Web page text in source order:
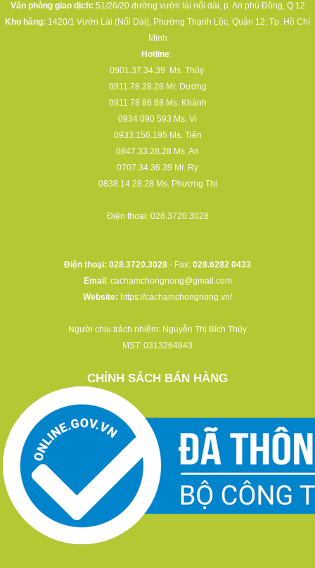
Văn phòng giao dịch: 51/26/20 đường vườn lài nối dài, p. An phú Đông, Q 12
Kho hàng: 1420/1 Vườn Lài (Nối Dài), Phường Thạnh Lộc, Quận 12, Tp. Hồ Chí
Minh
Hotline:
0901.37.34.39
Ms. Thủy
0911.78.28.28 Mr. Dương
0911 78 86 68 Ms. Khánh
0934 090 593 Ms. Vi
0933.156.195 Ms. Tiên
0847.33.28.28 Ms. An
0707.34.36.39 Mr. Ry
0838.14.28.28 Ms. Phương Thi
Điện thoại: 028.3720.3028
Điện thoại: 028.3720.3028 - Fax: 028.6282 0433
Email : cachamchongnong@gmail.com
Website: https://cachamchongnong.vn/
Người chịu trách nhiệm: Nguyễn Thị Bích Thủy
MST: 0313264843
CHÍNH SÁCH BÁN HÀNG